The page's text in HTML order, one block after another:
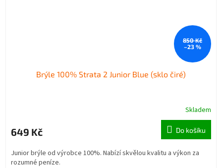
850 Kč
–23 %
Brýle 100% Strata 2 Junior Blue (sklo čiré)
Skladem
649 Kč Do košíku
Junior brýle od výrobce 100%. Nabízí skvělou kvalitu a výkon za
rozumné peníze.